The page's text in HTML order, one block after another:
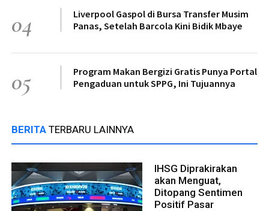
04
Liverpool Gaspol di Bursa Transfer Musim
Panas, Setelah Barcola Kini Bidik Mbaye
05
Program Makan Bergizi Gratis Punya Portal
Pengaduan untuk SPPG, Ini Tujuannya
BERITA TERBARU LAINNYA
IHSG Diprakirakan
akan Menguat,
Ditopang Sentimen
Positif Pasar